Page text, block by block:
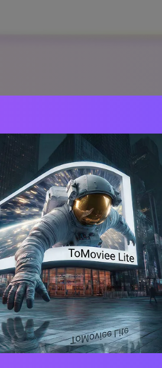
e lascia che Media.io
ogni scena manualmente, puoi
facili da perfezionare, stilare e
una
dei
foto